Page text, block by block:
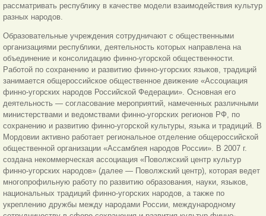
рассматривать республику в качестве модели взаимодействия культур
разных народов.
Образовательные учреждения сотрудничают с общественными
организациями республики, деятельность которых направлена на
объединение и консолидацию финно-угорской общественности.
Работой по сохранению и развитию финно-угорских языков, традиций
занимается общероссийское общественное движение «Ассоциация
финно-угорских народов Российской Федерации». Основная его
деятельность — согласование мероприятий, намеченных различными
министерствами и ведомствами финно-угорских регионов РФ, по
сохранению и развитию финно-угорской культуры, языка и традиций. В
Мордовии активно работает региональное отделение общероссийской
общественной организации «Ассамблея народов России». В 2007 г.
создана некоммерческая ассоциация «Поволжский центр культур
финно-угорских народов» (далее — Поволжский центр), которая ведет
многопрофильную работу по развитию образования, науки, языков,
национальных традиций финно-угорских народов, а также по
укреплению дружбы между народами России, международному